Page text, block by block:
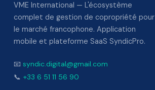
VME International — L'écosystème
complet de gestion de copropriété pour
le marché francophone. Application
mobile et plateforme SaaS SyndicPro.
📧 syndic.digital@gmail.com
📞 +33 6 51 11 56 90